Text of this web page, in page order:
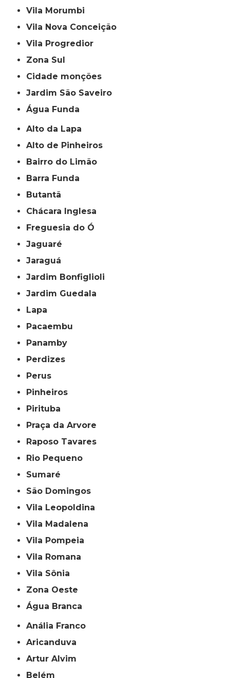
Vila Morumbi
Vila Nova Conceição
Vila Progredior
Zona Sul
cidade monções
jardim São Saveiro
Água Funda
Alto da Lapa
Alto de Pinheiros
Bairro do Limão
Barra Funda
Butantã
Chácara Inglesa
Freguesia do Ó
Jaguaré
Jaraguá
Jardim Bonfiglioli
Jardim Guedala
Lapa
Pacaembu
Panamby
Perdizes
Perus
Pinheiros
Pirituba
Praça da Arvore
Raposo Tavares
Rio Pequeno
Sumaré
São Domingos
Vila Leopoldina
Vila Madalena
Vila Pompeia
Vila Romana
Vila Sônia
Zona Oeste
Água Branca
Anália Franco
Aricanduva
Artur Alvim
Belém